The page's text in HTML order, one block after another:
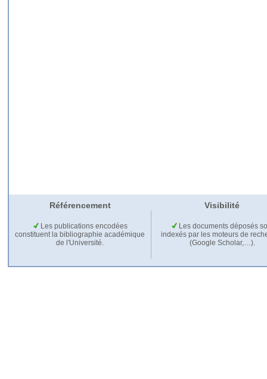
Référencement Visibilité
Les publications encodées
constituent la bibliographie académique
de l'Université.
Les documents déposés
indexés par les moteurs de
(Google Scholar,…).